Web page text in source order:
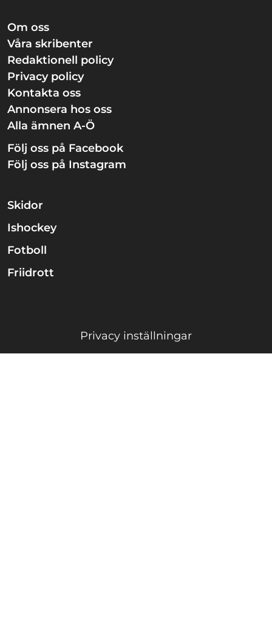
Om oss
Våra skribenter
Redaktionell policy
Privacy policy
Kontakta oss
Annonsera hos oss
Alla ämnen A-Ö
Följ oss på Facebook
Följ oss på Instagram
Skidor
Ishockey
Fotboll
Friidrott
Privacy inställningar